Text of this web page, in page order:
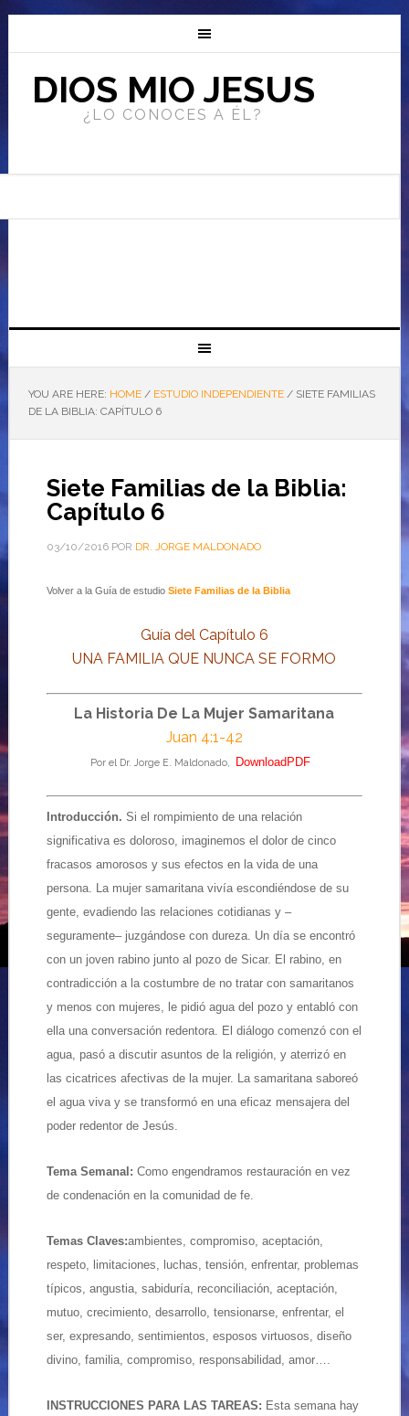
DIOS MIO JESUS
¿LO CONOCES A ÉL?
YOU ARE HERE: HOME / ESTUDIO INDEPENDIENTE /SIETE FAMILIAS
DE LA BIBLIA: CAPÍTULO 6
Siete Familias de la Biblia:
Capítulo 6
03/10/2016POR DR. JORGE MALDONADO
Volver a la Guía de estudio Siete Familias de la Biblia
Guía del Capítulo 6
UNA FAMILIA QUE NUNCA SE FORMO
La Historia De La Mujer Samaritana
Juan 4:1-42
Por el Dr. Jorge E. Maldonado, DownloadPDF
Introducción. Si el rompimiento de una relación
significativa es doloroso, imaginemos el dolor de cinco
fracasos amorosos y sus efectos en la vida de una
persona. La mujer samaritana vivía escondiéndose de su
gente, evadiendo las relaciones cotidianas y –
seguramente– juzgándose con dureza. Un día se encontró
con un joven rabino junto al pozo de Sicar. El rabino, en
contradicción a la costumbre de no tratar con samaritanos
y menos con mujeres, le pidió agua del pozo y entabló con
ella una conversación redentora. El diálogo comenzó con el
agua, pasó a discutir asuntos de la religión, y aterrizó en
las cicatrices afectivas de la mujer. La samaritana saboreó
el agua viva y se transformó en una eficaz mensajera del
poder redentor de Jesús.
Tema Semanal: Como engendramos restauración en vez
de condenación en la comunidad de fe.
Temas Claves:ambientes, compromiso, aceptación,
respeto, limitaciones, luchas, tensión, enfrentar, problemas
típicos, angustia, sabiduría, reconciliación, aceptación,
mutuo, crecimiento, desarrollo, tensionarse, enfrentar, el
ser, expresando, sentimientos, esposos virtuosos, diseño
divino, familia, compromiso, responsabilidad, amor….
INSTRUCCIONES PARA LAS TAREAS: Esta semana hay